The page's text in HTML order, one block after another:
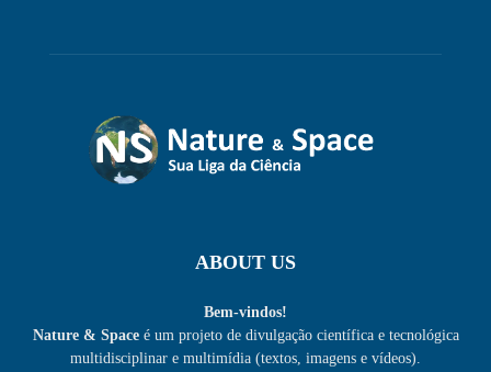
ABOUT US
Bem-vindos!
Nature & Spaceé um projeto de divulgação científica e tecnológica
multidisciplinar e multimídia (textos, imagens e vídeos).